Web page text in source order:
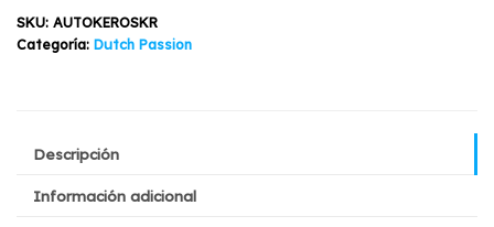
$80.900.
Passion
3+1
SKU: AUTOKEROSKR
Categoría: Dutch Passion
Descripción
Información adicional